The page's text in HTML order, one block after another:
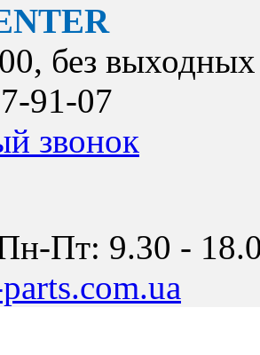
без выходных
91-07
звонок
Пт: 9.30 -